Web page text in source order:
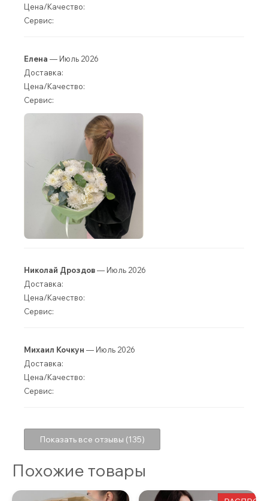
Цена/Качество:
Сервис:
Елена — Июль 2026
Доставка:
Цена/Качество:
Сервис:
Николай Дроздов— Июль 2026
Доставка:
Цена/Качество:
Сервис:
Михаил Кочкун — Июль 2026
Доставка:
Цена/Качество:
Сервис:
Показать все отзывы (135)
Похожие товары